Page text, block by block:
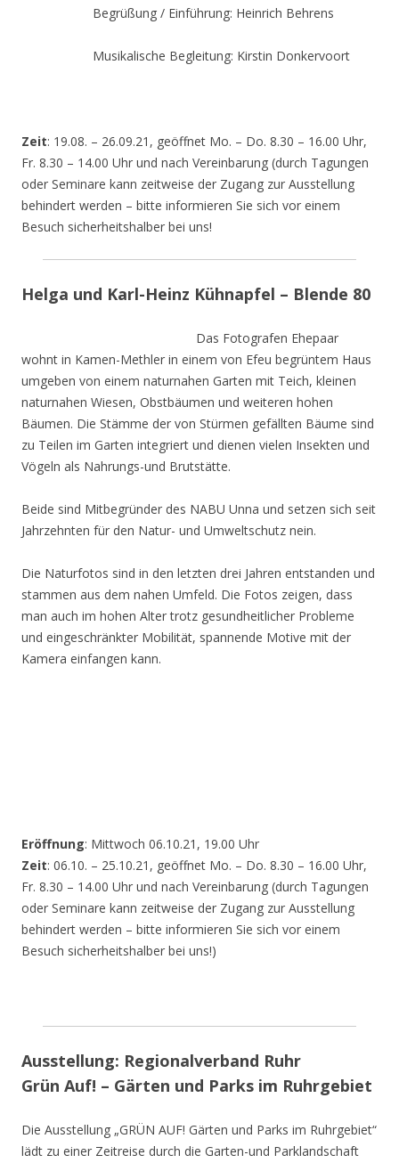
Begrüßung / Einführung: Heinrich Behrens
Musikalische Begleitung: Kirstin Donkervoort
Zeit: 19.08. – 26.09.21, geöffnet Mo. – Do. 8.30 – 16.00 Uhr,
Fr. 8.30 – 14.00 Uhr und nach Vereinbarung (durch Tagungen
oder Seminare kann zeitweise der Zugang zur Ausstellung
behindert werden – bitte informieren Sie sich vor einem
Besuch sicherheitshalber bei uns!
Helga und Karl-Heinz Kühnapfel – Blende 80
Das Fotografen Ehepaar
wohnt in Kamen-Methler in einem von Efeu begrüntem Haus
umgeben von einem naturnahen Garten mit Teich, kleinen
naturnahen Wiesen, Obstbäumen und weiteren hohen
Bäumen. Die Stämme der von Stürmen gefällten Bäume sind
zu Teilen im Garten integriert und dienen vielen Insekten und
Vögeln als Nahrungs-und Brutstätte.
Beide sind Mitbegründer des NABU Unna und setzen sich seit
Jahrzehnten für den Natur- und Umweltschutz nein.
Die Naturfotos sind in den letzten drei Jahren entstanden und
stammen aus dem nahen Umfeld. Die Fotos zeigen, dass
man auch im hohen Alter trotz gesundheitlicher Probleme
und eingeschränkter Mobilität, spannende Motive mit der
Kamera einfangen kann.
Eröffnung: Mittwoch 06.10.21, 19.00 Uhr
Zeit: 06.10. – 25.10.21, geöffnet Mo. – Do. 8.30 – 16.00 Uhr,
Fr. 8.30 – 14.00 Uhr und nach Vereinbarung (durch Tagungen
oder Seminare kann zeitweise der Zugang zur Ausstellung
behindert werden – bitte informieren Sie sich vor einem
Besuch sicherheitshalber bei uns!)
Ausstellung: Regionalverband Ruhr
Grün Auf! – Gärten und Parks im Ruhrgebiet
Die Ausstellung „GRÜN AUF! Gärten und Parks im Ruhrgebiet“
lädt zu einer Zeitreise durch die Garten-und Parklandschaft